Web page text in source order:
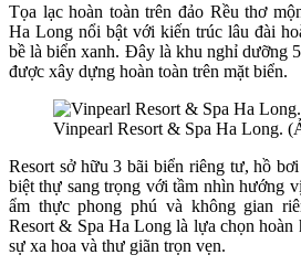
Tọa lạc hoàn toàn trên đảo Rều thơ
Ha Long nổi bật với kiến trúc lâu đài
bề là biển xanh. Đây là khu nghỉ dưỡng
được xây dựng hoàn toàn trên mặt biển.
Vinpearl Resort & Spa Ha Long.
Resort sở hữu 3 bãi biển riêng tư, hồ
biệt thự sang trọng với tầm nhìn hướng
ẩm thực phong phú và không gian
Resort & Spa Ha Long là lựa chọn
sự xa hoa và thư giãn trọn vẹn.